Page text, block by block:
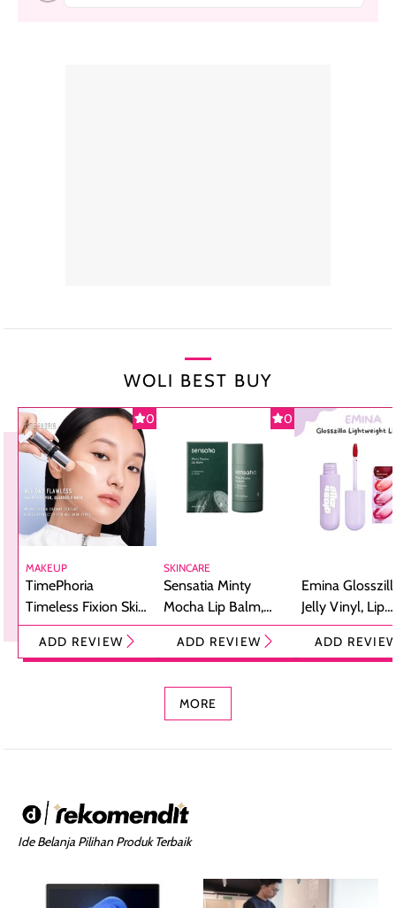
WOLI BEST BUY
0
MAKEUP
TimePhoria
Timeless Fixion Skin
Tint Stick,
Foundation dan
ADD REVIEW
0
SKINCARE
Sensatia Minty
Mocha Lip Balm,
Pelembap Bibir
dengan Aroma
ADD REVIEW
Emina
Jelly Vinyl, Lip
Cream Glossy
Ringan
ADD
MORE
Ide Belanja Pilihan Produk Terbaik